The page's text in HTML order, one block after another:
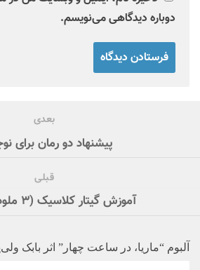
دوباره دیدگاهی می‌نویسم.
بعدی
پیشنهاد دو رمان برای
قبلی
آموزش گیتار کلاسیک (۳ ملودی مشهور)
آلبوم “ماریا، در ساعت چهار” اثر بابک